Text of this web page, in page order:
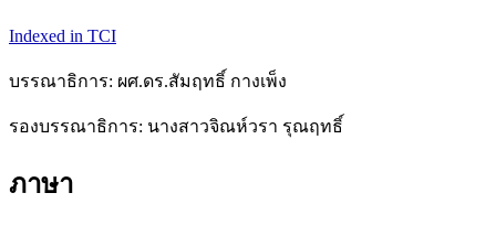
Indexed in TCI
บรรณาธิการ: ผศ.ดร.สัมฤทธิ์ กางเพ็ง
รองบรรณาธิการ: นางสาวจิณห์วรา รุณฤทธิ์
ภาษา